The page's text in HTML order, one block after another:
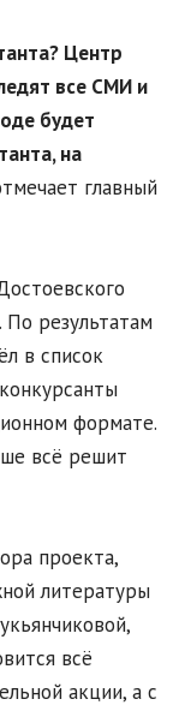
Центр
все СМИ и
будет
на
главный
По результатам
в список
формате.
всё решит
проекта,
литературы
всё
акции, а с